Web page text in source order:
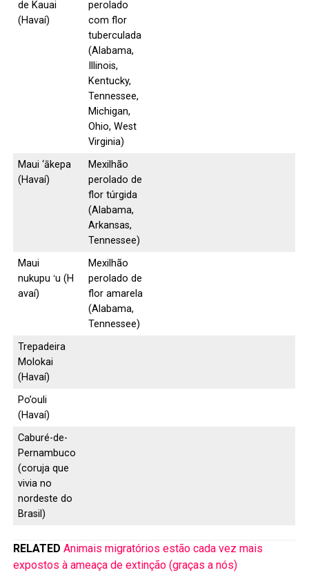
de Kauai
(Havaí)
perolado
com flor
tuberculada
(Alabama,
Illinois,
Kentucky,
Tennessee,
Michigan,
Ohio, West
Virginia)
Maui ‘ākepa
(Havaí)
Mexilhão
perolado de
flor túrgida
(Alabama,
Arkansas,
Tennessee)
Maui
nukupu ʻu (H
avaí)
Mexilhão
perolado de
flor amarela
(Alabama,
Tennessee)
Trepadeira
Molokai
(Havaí)
Po’ouli
(Havaí)
Caburé-de-
Pernambuco
(coruja que
vivia no
nordeste do
Brasil)
RELATED Animais migratórios estão cada vez mais
expostos à ameaça de extinção (graças a nós)